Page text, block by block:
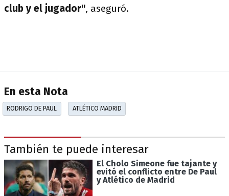
club y el jugador", aseguró.
En esta Nota
RODRIGO DE PAUL ATLÉTICO MADRID
También te puede interesar
El Cholo Simeone fue tajante y
evitó el conflicto entre De Paul
y Atlético de Madrid